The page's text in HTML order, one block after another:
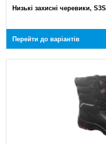
Низькі захисні черевики, S3S
Перейти до варіантів